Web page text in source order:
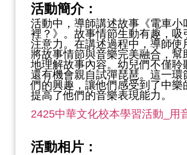
活動簡介：
活動中，導師講述故事《電車小
裡？》。故事情節生動有趣，吸
注意力。在講述過程中，導師使
將故事情節與音樂完美融合，幫
地理解故事內容。幼兒們不僅聆
還有機會親自試彈琵琶。這一環
們的興趣，讓他們感受到了中樂
提高了他們的音樂表現能力。
2425中華文化校本學習活動_用
活動相片：